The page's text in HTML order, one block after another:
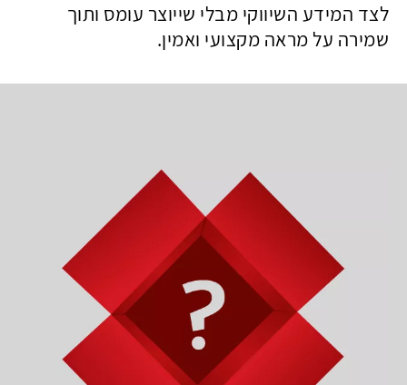
054
8092021
|
studio@meshek8.co.il
לצד המידע השיווקי מבלי שייוצר עומס ותוך
שמירה על מראה מקצועי ואמין.